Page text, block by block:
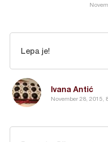
Ivana Antić
November 28, 2015,
Lepa je!